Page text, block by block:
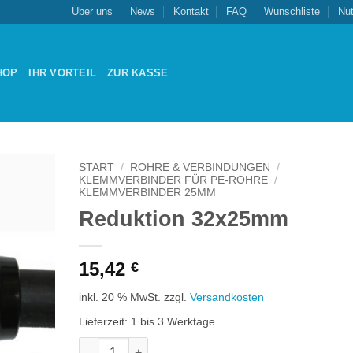
Über uns News Kontakt FAQ Wunschliste
IHR VORTEIL ZUR KASSE
START / ROHRE & VERBINDUNGEN
/
KLEMMVERBINDER FÜR PE-ROHRE /
KLEMMVERBINDER 25MM
Reduktion 32x25mm
15,42 €
inkl. 20 % MwSt. zzgl. Versandkosten
Lieferzeit: 1 bis 3 Werktage
Reduktion 32x25mm Menge